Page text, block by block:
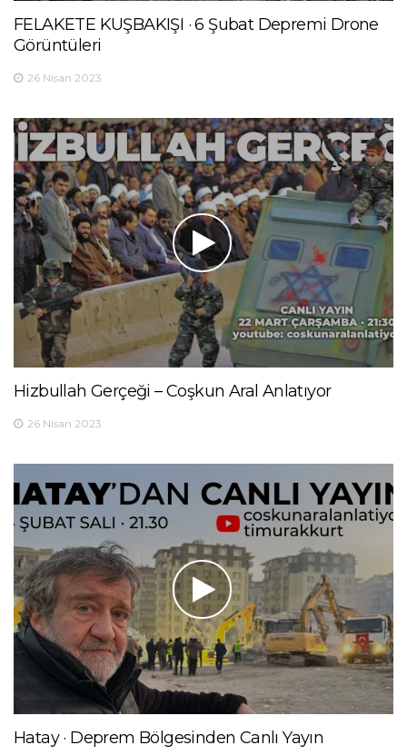
FELAKETE KUŞBAKIŞI · 6 Şubat Depremi Drone
Görüntüleri
26 Nisan 2023
Hizbullah Gerçeği – Coşkun Aral Anlatıyor
26 Nisan 2023
Hatay · Deprem Bölgesinden Canlı Yayın